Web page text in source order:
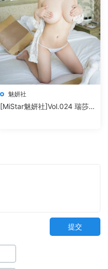
魅妍社
[MiStar魅妍社]Vol.024 瑞莎
提交